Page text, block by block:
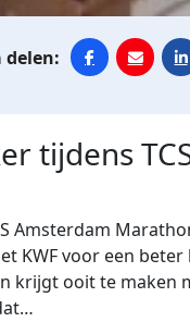
tijdens
Amsterdam
KWF voor een
krijgt ooit te maken